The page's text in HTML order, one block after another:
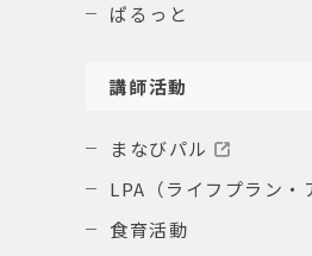
ぱるっと
講師活動
まなびパル
LPA（ライフプラン・
食育活動